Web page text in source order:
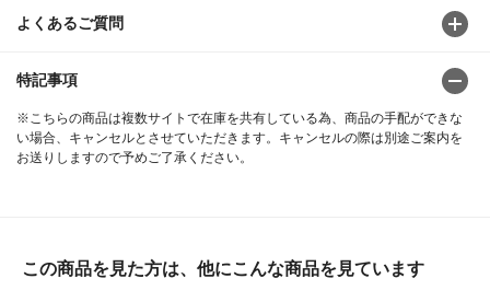
よくあるご質問
特記事項
※こちらの商品は複数サイトで在庫を共有している為、商品の手配ができな
い場合、キャンセルとさせていただきます。キャンセルの際は別途ご案内を
お送りしますので予めご了承ください。
この商品を見た方は、他にこんな商品を見ています